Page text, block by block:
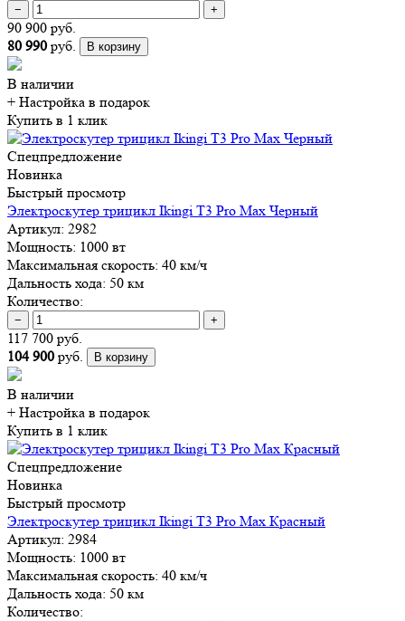
− +
90 900 руб.
80 990 руб. В корзину
В наличии
+ Настройка в подарок
Купить в 1 клик
Спецпредложение
Новинка
Быстрый просмотр
Электроскутер трицикл Ikingi T3 Pro Max Черный
Артикул: 2982
Мощность: 1000 вт
Максимальная скорость: 40 км/ч
Дальность хода: 50 км
Количество:
− +
117 700 руб.
104 900 руб. В корзину
В наличии
+ Настройка в подарок
Купить в 1 клик
Спецпредложение
Новинка
Быстрый просмотр
Электроскутер трицикл Ikingi T3 Pro Max Красный
Артикул: 2984
Мощность: 1000 вт
Максимальная скорость: 40 км/ч
Дальность хода: 50 км
Количество: